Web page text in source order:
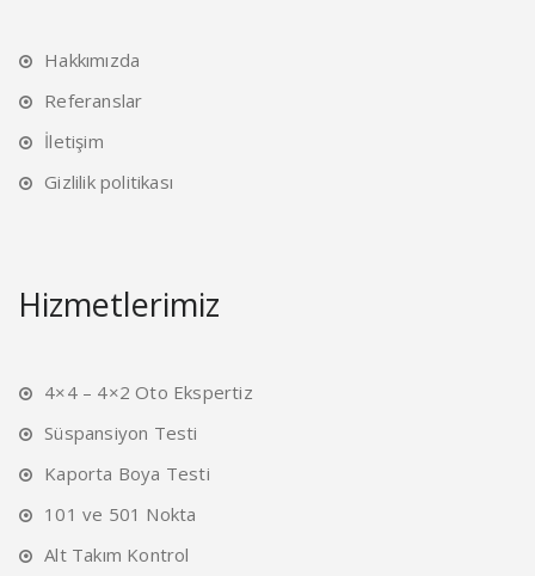
Hakkımızda
Referanslar
İletişim
Gizlilik politikası
Hizmetlerimiz
4×4 – 4×2 Oto Ekspertiz
Süspansiyon Testi
Kaporta Boya Testi
101 ve 501 Nokta
Alt Takım Kontrol